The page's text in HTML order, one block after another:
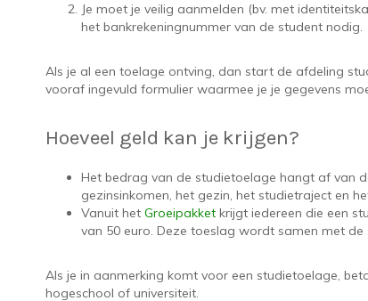
Je moet je veilig aanmelden (bv. met
het bankrekeningnummer van de student nodig.
Als je al een toelage ontving, dan start de afdeling
vooraf ingevuld formulier waarmee je je gegevens
Hoeveel geld kan je krijgen?
Het bedrag van de studietoelage hangt af van
gezinsinkomen, het gezin, het studietraject en
Vanuit het Groeipakket krijgt iedereen die een
van 50 euro. Deze toeslag wordt samen met
Als je in aanmerking komt voor een studietoelage,
hogeschool of universiteit.